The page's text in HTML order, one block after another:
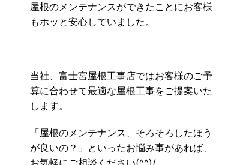
屋根のメンテナンスができたことにお客様
もホッと安心していました。
当社、富士宮屋根工事店ではお客様のご予
算に合わせて最適な屋根工事をご提案いた
します。
「屋根のメンテナンス、そろそろしたほう
が良いの？」といったお悩み事があれば、
お気軽にご相談ください(^^)/